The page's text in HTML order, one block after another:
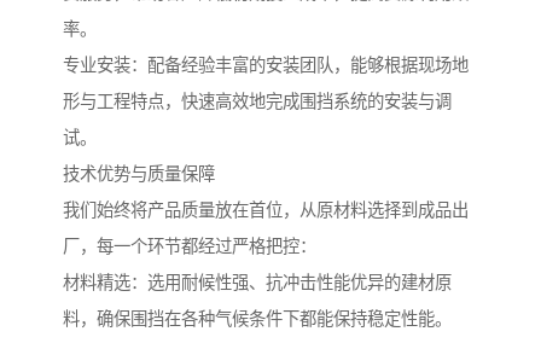
率。
专业安装：配备经验丰富的安装团队，能够根据现场地
形与工程特点，快速高效地完成围挡系统的安装与调
试。
技术优势与质量保障
我们始终将产品质量放在首位，从原材料选择到成品出
厂，每一个环节都经过严格把控：
材料精选：选用耐候性强、抗冲击性能优异的建材原
料，确保围挡在各种气候条件下都能保持稳定性能。